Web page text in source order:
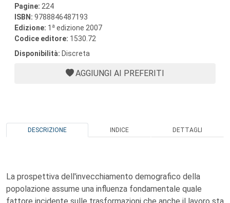
Pagine: 224
ISBN: 9788846487193
Edizione: 1 a edizione 2007
Codice editore: 1530.72
Disponibilità: Discreta
AGGIUNGI AI PREFERITI
DESCRIZIONE INDICE DETTAGLI
La prospettiva dell'invecchiamento demografico della
popolazione assume una influenza fondamentale quale